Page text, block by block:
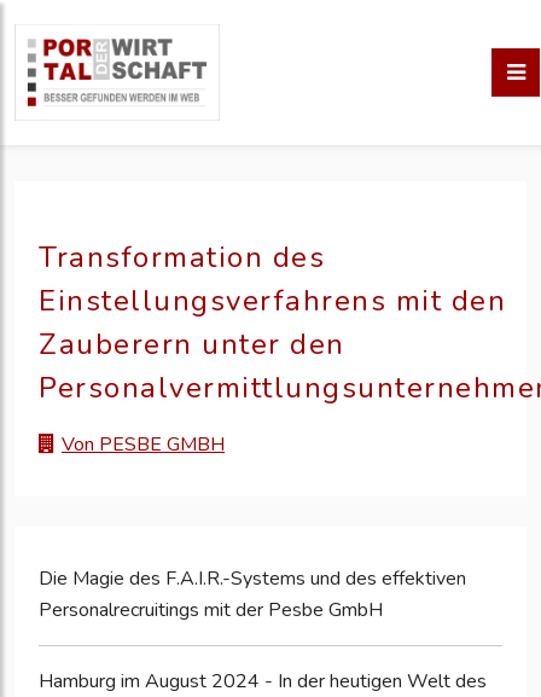
Transformation des
Einstellungsverfahrens mit den
Zauberern unter den
Von PESBE GMBH
Die Magie des F.A.I.R.-Systems und des effektiven
Personalrecruitings mit der Pesbe GmbH
Hamburg im August 2024 - In der heutigen Welt des